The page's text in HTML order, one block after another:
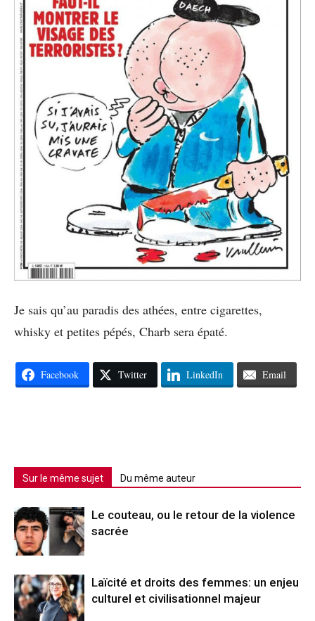
Je sais qu’au paradis des athées, entre cigarettes,
whisky et petites pépés, Charb sera épaté.
Facebook Twitter LinkedIn Email
Sur le même sujet Du même auteur
Le couteau, ou le retour de la violence
sacrée
Laïcité et droits des femmes: un enjeu
culturel et civilisationnel majeur